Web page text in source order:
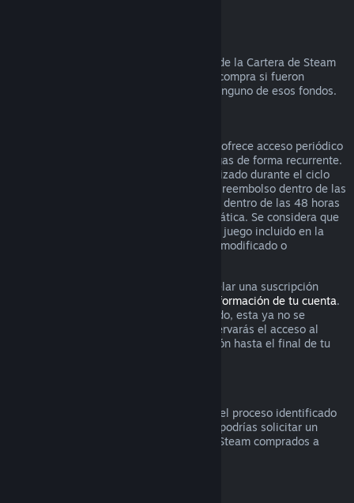
Puedes solicitar un reembolso de fondos de la Cartera de Steam
durante los siguientes catorce días de la compra si fueron
comprados en Steam y no has utilizado ninguno de esos fondos.
Para ciertos contenido y servicios, Steam ofrece acceso periódico
(es decir, mensual o anual) por el que pagas de forma recurrente.
Si una suscripción renovable no se ha utilizado durante el ciclo
actual de facturación, puedes solicitar un reembolso dentro de las
48 horas posteriores a la compra inicial o dentro de las 48 horas
posteriores a cualquier renovación automática. Se considera que
el contenido ha sido utilizado si cualquier juego incluido en la
suscripción ha sido utilizado, consumido, modificado o
Por favor ten en cuenta que puedes cancelar una suscripción
información de tu cuenta.
Una vez que la suscripción se ha cancelado, esta ya no se
renovará automáticamente, aunque conservarás el acceso al
contenido y los beneficios de la suscripción hasta el final de tu
Dentro del periodo de tiempo aplicable y el proceso identificado
, podrías solicitar un
reembolso por hardware y accesorios de Steam comprados a